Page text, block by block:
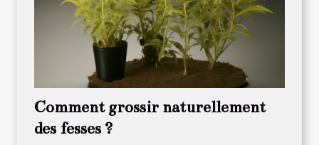
Comment grossir naturellement
des fesses ?